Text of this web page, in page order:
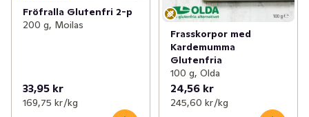
Fröfralla Glutenfri 2-p
200 g, Moilas
33,95 kr
169,75 kr /kg
Frasskorpor med
Kardemumma
Glutenfria
100 g, Olda
24,56 kr
245,60 kr /kg